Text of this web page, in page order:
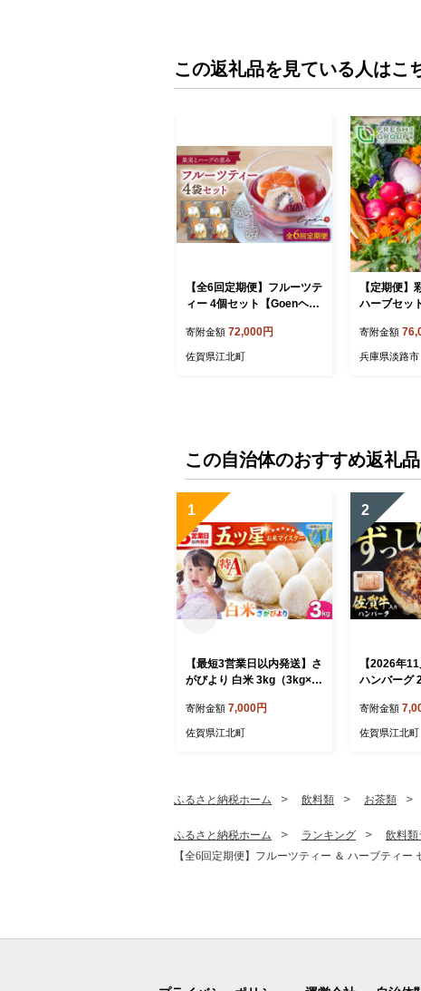
この返礼品を見ている人はこ
【全6回定期便】フルーツテ
ィー 4個セット【Goenヘル
08]
寄附金額 72,000円
佐賀県江北町
【定期便】
ハーブセ
寄附金額
兵庫県淡路市
この自治体のおすすめ返礼品
1
【最短3営業日以内発送】さ
がびより 白米 3kg（3kg×1
ー厳選】[HBL087]最速発送
最速配送
寄附金額 7,000円
佐賀県江北町
2
【2026年
ハンバーグ
寄附金額
佐賀県江北町
ふるさと納税ホーム 飲料類 お茶類
ふるさと納税ホーム ランキング 飲料類
【全6回定期便】フルーツティー ＆ ハーブティ